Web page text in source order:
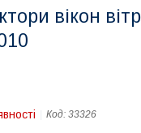
вікон
Код: 33326